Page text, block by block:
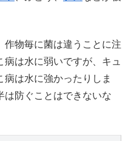
作物毎に菌は違うことに注
は水に弱いですが、キュ
病は水に強かったりしま
は防ぐことはできないな